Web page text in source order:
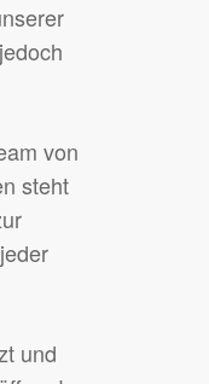
von
steht
und